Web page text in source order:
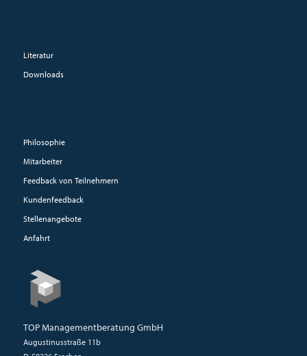
Literatur
Downloads
Philosophie
Mitarbeiter
Feedback von Teilnehmern
Kundenfeedback
Stellenangebote
Anfahrt
TOP Managementberatung GmbH
Augustinusstraße 11b